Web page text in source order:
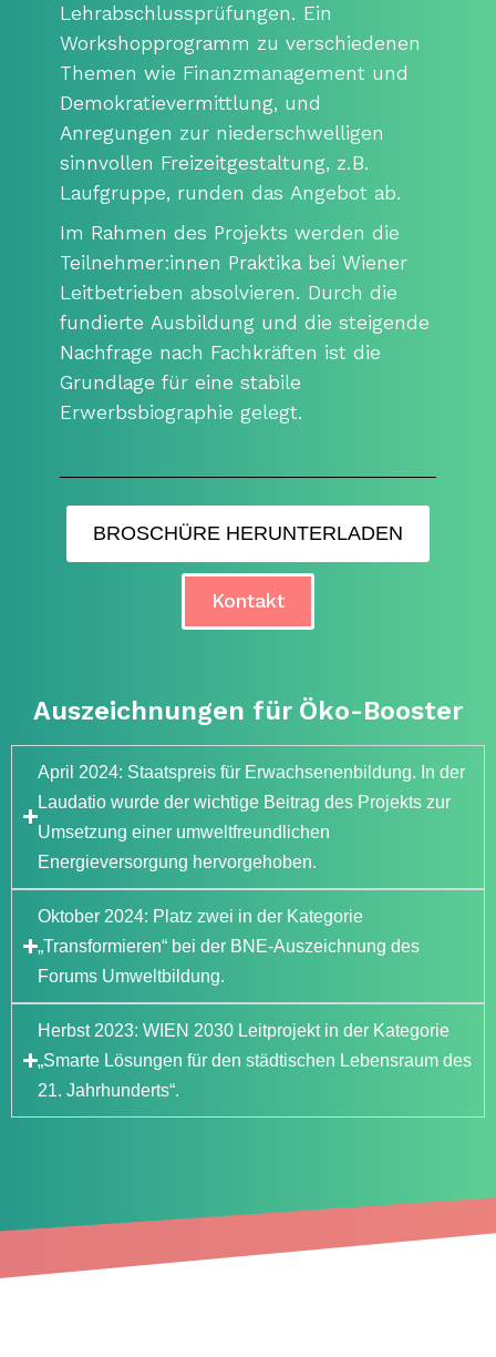
Lehrabschlussprüfungen. Ein
Workshopprogramm zu verschiedenen
Themen wie Finanzmanagement und
Demokratievermittlung, und
Anregungen zur niederschwelligen
sinnvollen Freizeitgestaltung, z.B.
Laufgruppe, runden das Angebot ab.
Im Rahmen des Projekts werden die
Teilnehmer:innen Praktika bei Wiener
Leitbetrieben absolvieren. Durch die
fundierte Ausbildung und die steigende
Nachfrage nach Fachkräften ist die
Grundlage für eine stabile
Erwerbsbiographie gelegt.
BROSCHÜRE HERUNTERLADEN
Kontakt
Auszeichnungen für Öko-Booster
April 2024: Staatspreis für Erwachsenenbildung. In der
Laudatio wurde der wichtige Beitrag des Projekts zur
Umsetzung einer umweltfreundlichen
Energieversorgung hervorgehoben.
Oktober 2024: Platz zwei in der Kategorie
„Transformieren“ bei der BNE-Auszeichnung des
Forums Umweltbildung.
Herbst 2023: WIEN 2030 Leitprojekt in der Kategorie
„Smarte Lösungen für den städtischen Lebensraum des
21. Jahrhunderts“.